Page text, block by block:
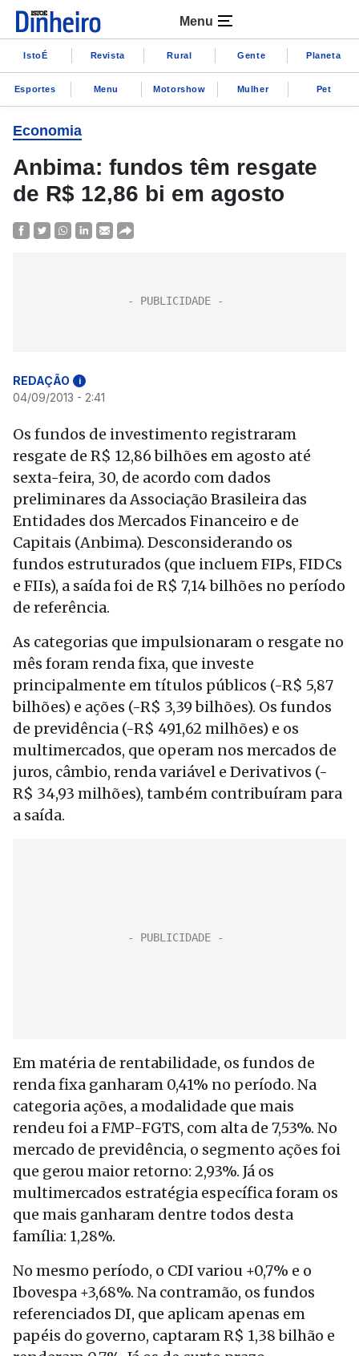
Menu
IstoÉ Revista Rural Gente Planeta
Esportes Menu Motorshow Mulher Pet
Economia
Anbima: fundos têm resgate
de R$ 12,86 bi em agosto
REDAÇÃO i
04/09/2013 - 2:41
Os fundos de investimento registraram
resgate de R$ 12,86 bilhões em agosto até
sexta-feira, 30, de acordo com dados
preliminares da Associação Brasileira das
Entidades dos Mercados Financeiro e de
Capitais (Anbima). Desconsiderando os
fundos estruturados (que incluem FIPs, FIDCs
e FIIs), a saída foi de R$ 7,14 bilhões no período
de referência.
As categorias que impulsionaram o resgate no
mês foram renda fixa, que investe
principalmente em títulos públicos (-R$ 5,87
bilhões) e ações (-R$ 3,39 bilhões). Os fundos
de previdência (-R$ 491,62 milhões) e os
multimercados, que operam nos mercados de
juros, câmbio, renda variável e Derivativos (-
R$ 34,93 milhões), também contribuíram para
a saída.
Em matéria de rentabilidade, os fundos de
renda fixa ganharam 0,41% no período. Na
categoria ações, a modalidade que mais
rendeu foi a FMP-FGTS, com alta de 7,53%. No
mercado de previdência, o segmento ações foi
que gerou maior retorno: 2,93%. Já os
multimercados estratégia específica foram os
que mais ganharam dentre todos desta
família: 1,28%.
No mesmo período, o CDI variou +0,7% e o
Ibovespa +3,68%. Na contramão, os fundos
referenciados DI, que aplicam apenas em
papéis do governo, captaram R$ 1,38 bilhão e